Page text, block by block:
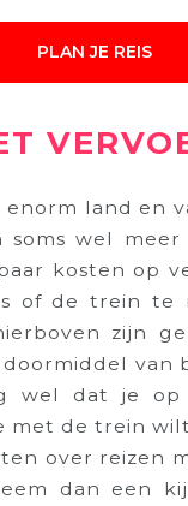
PLAN JE REIS
enorm land en
soms wel meer
kosten op
of de trein te
zijn
van
wel dat je
met de trein
over reizen
dan een